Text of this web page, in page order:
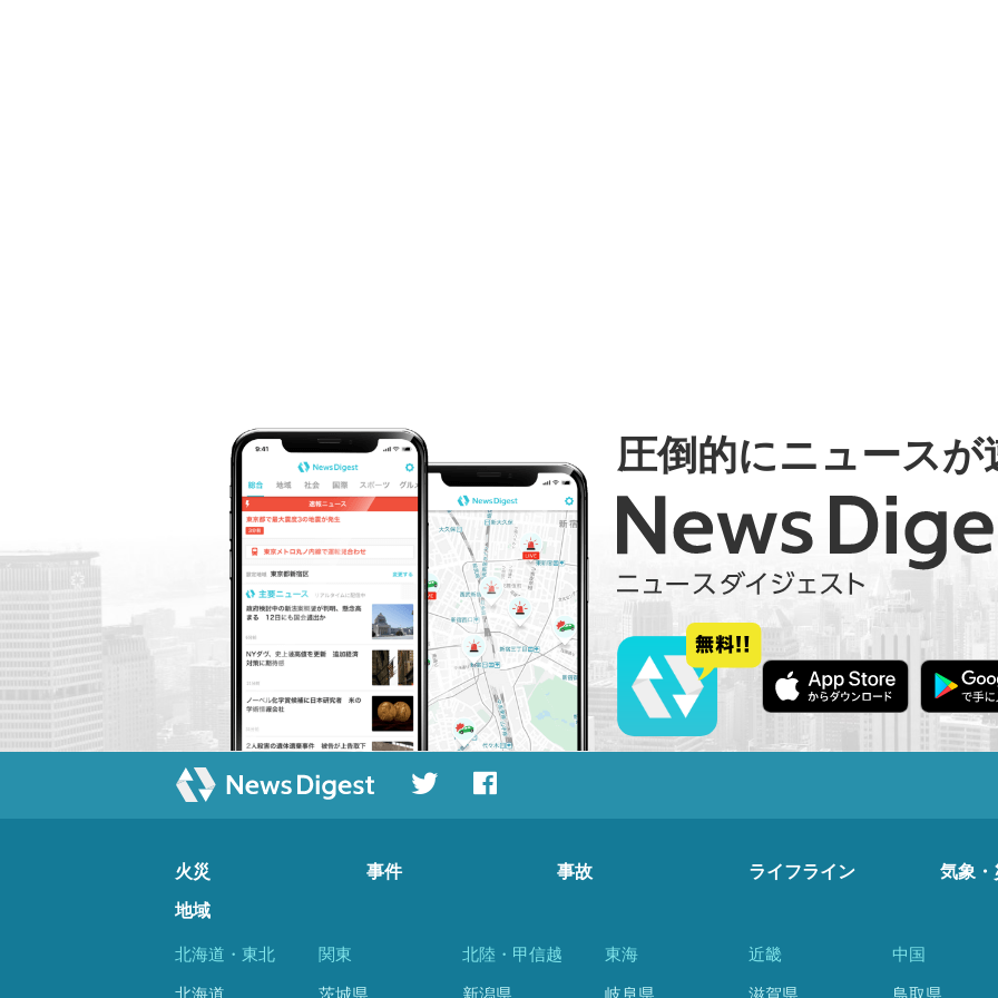
圧倒的にニュースが
火災 事件 事故 ライフライン 気象・
地域
北海道・東北
北海道
関東
茨城県
北陸・甲信越
新潟県
東海
岐阜県
近畿
滋賀県
中国
鳥取県